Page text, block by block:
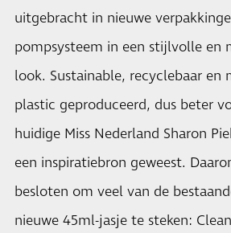
uitgebracht in nieuwe
pompsysteem in een stijlvolle en
look. Sustainable, recyclebaar en
plastic geproduceerd, dus beter
huidige Miss Nederland Sharon
een inspiratiebron geweest.
besloten om veel van de
nieuwe 45ml-jasje te steken: